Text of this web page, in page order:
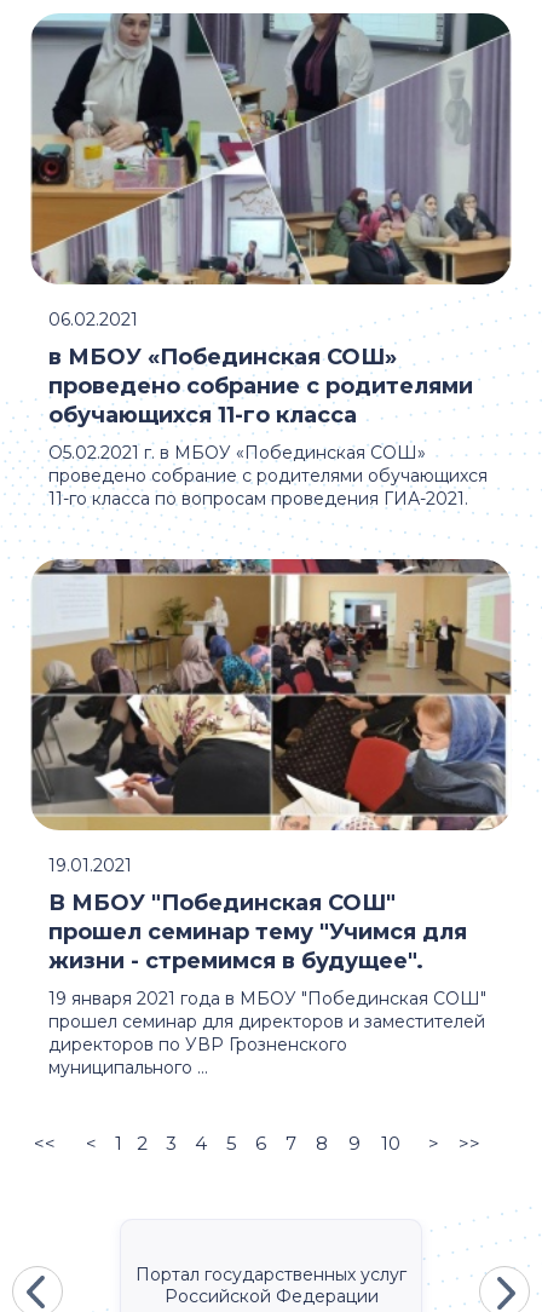
О5.02.2021 г. в МБОУ «Побединская СОШ»
проведено собрание с родителями обучающихся
11-го класса по вопросам проведения ГИА-2021.
в МБОУ «Побединская СОШ»
проведено собрание с родителями
обучающихся 11-го класса
06.02.2021
19 января 2021 года в МБОУ "Побединская СОШ"
прошел семинар для директоров и заместителей
директоров по УВР Грозненского
муниципального ...
В МБОУ "Побединская СОШ"
прошел семинар тему "Учимся для
жизни - стремимся в будущее".
19.01.2021
<< < 1 2 3 4 5 6 7 8 9 10 > >>
Портал государственных услуг
Российской Федерации